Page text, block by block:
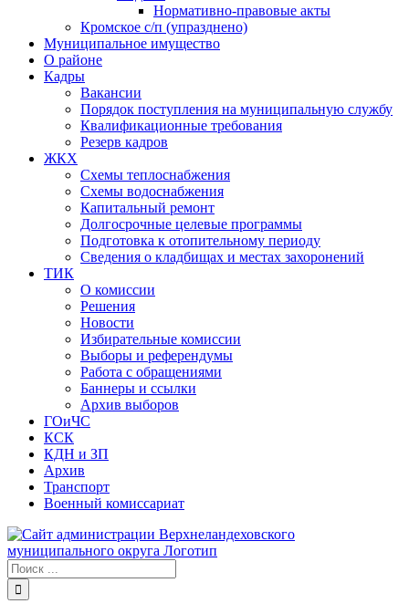
Нормативно-правовые акты
Кромское с/п (упразднено)
Муниципальное имущество
О районе
Кадры
Вакансии
Порядок поступления на муниципальную службу
Квалификационные требования
Резерв кадров
ЖКХ
Схемы теплоснабжения
Схемы водоснабжения
Капитальный ремонт
Долгосрочные целевые программы
Подготовка к отопительному периоду
Сведения о кладбищах и местах захоронений
ТИК
О комиссии
Решения
Новости
Избирательные комиссии
Выборы и референдумы
Работа с обращениями
Баннеры и ссылки
Архив выборов
ГОиЧС
КСК
КДН и ЗП
Архив
Транспорт
Военный комиссариат
Результат
поиска: